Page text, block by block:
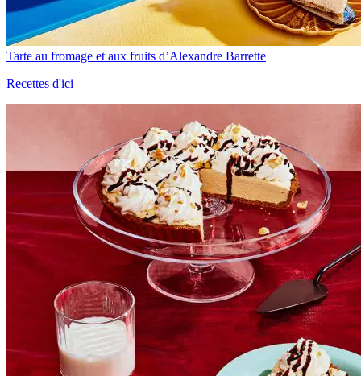
Tarte au fromage et aux fruits d’Alexandre Barrette
Recettes d'ici